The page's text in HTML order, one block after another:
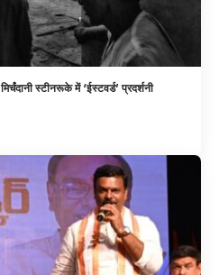
स्टीनरूके में ‘ईस्टवर्ड’ प्रदर्शनी